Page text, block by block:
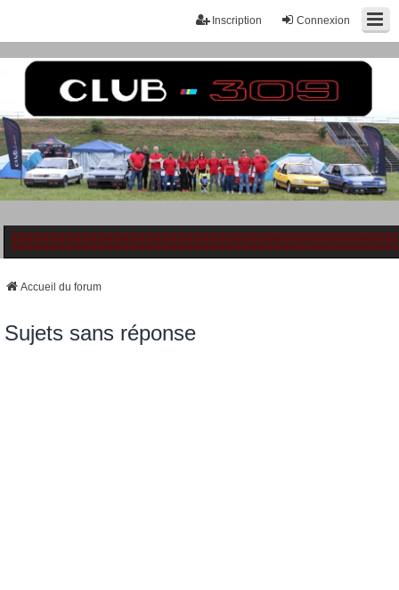
Connexion
Inscription
Accueil du forum
Sujets sans réponse